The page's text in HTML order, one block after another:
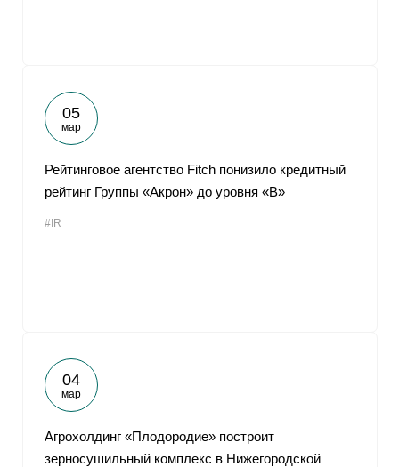
05
мар
Рейтинговое агентство Fitch понизило кредитный
рейтинг Группы «Акрон» до уровня «B»
#IR
04
мар
Агрохолдинг «Плодородие» построит
зерносушильный комплекс в Нижегородской